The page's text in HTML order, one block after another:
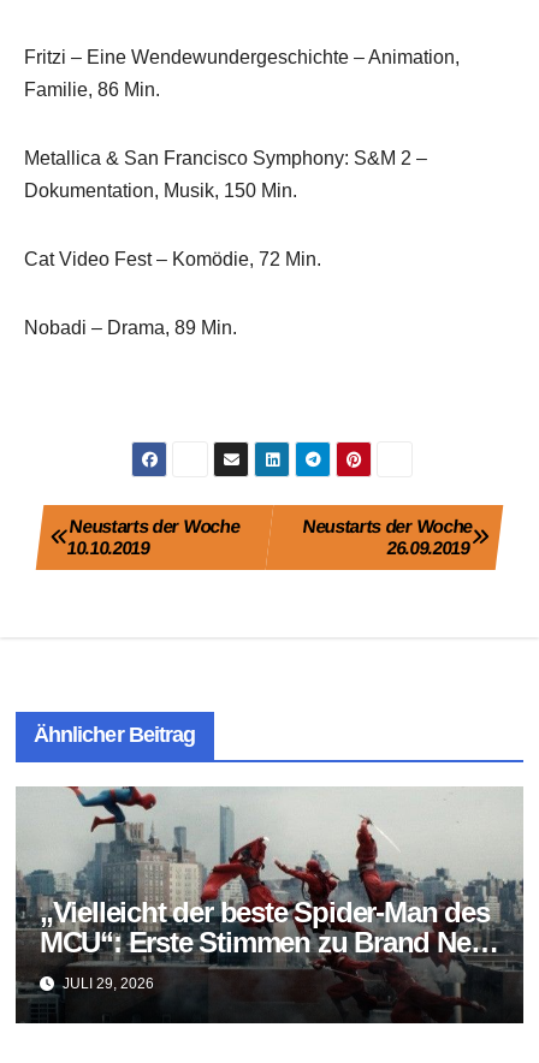
Fritzi – Eine Wendewundergeschichte – Animation,
Familie, 86 Min.
Metallica & San Francisco Symphony: S&M 2 –
Dokumentation, Musik, 150 Min.
Cat Video Fest – Komödie, 72 Min.
Nobadi – Drama, 89 Min.
BeitragsnavigationNeustarts der Woche
26.09.2019
Neustarts der Woche
10.10.2019
Ähnlicher Beitrag
„Vielleicht der beste Spider-Man des
MCU“: Erste Stimmen zu Brand New
Day fallen überraschend positiv aus
JULI 29, 2026